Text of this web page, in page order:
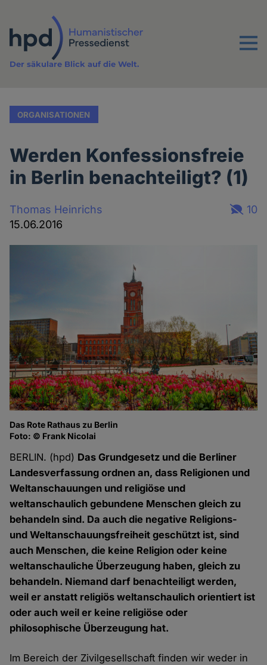
Inhalt
Menu
Der säkulare Blick auf die Welt.
ORGANISATIONEN
Werden Konfessionsfreie
in Berlin benachteiligt? (1)
Thomas Heinrichs
15.06.2016
10
Das Rote Rathaus zu Berlin
Foto: © Frank Nicolai
BERLIN. (hpd) Das Grundgesetz und die Berliner
Landesverfassung ordnen an, dass Religionen und
Weltanschauungen und religiöse und
weltanschaulich gebundene Menschen gleich zu
behandeln sind. Da auch die negative Religions-
und Weltanschauungsfreiheit geschützt ist, sind
auch Menschen, die keine Religion oder keine
weltanschauliche Überzeugung haben, gleich zu
behandeln. Niemand darf benachteiligt werden,
weil er anstatt religiös weltanschaulich orientiert ist
oder auch weil er keine religiöse oder
philosophische Überzeugung hat.
Im Bereich der Zivilgesellschaft finden wir weder in